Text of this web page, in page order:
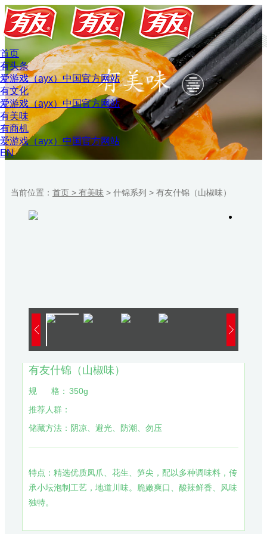
首页
有头条
爱游戏（ayx）中国官方网站
有文化
爱游戏（ayx）中国官方网站
有美味
有商机
爱游戏（ayx）中国官方网站
EN
当前位置： 首页 > 有美味 > 什锦系列 > 有友什锦（山椒味）
有友什锦（山椒味）
规 格： 350g
推荐人群：
储藏方法： 阴凉、避光、防潮、勿压
特点：精选优质凤爪、花生、笋尖，配以多种调味料，传
承小坛泡制工艺，地道川味。脆嫩爽口、酸辣鲜香、风味
独特。